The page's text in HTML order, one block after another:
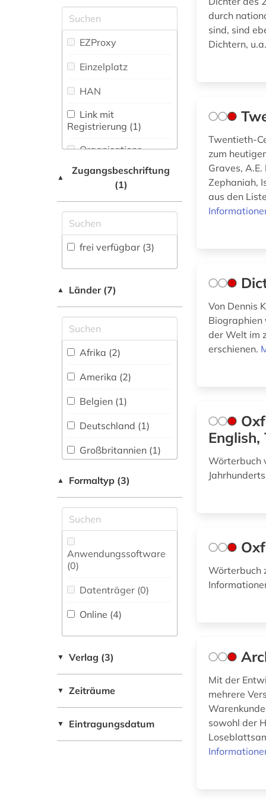
Maschinenbau (0)
Mathematik (0)
Kommunikationswissenschaften,
Kommunikationsdesign (0)
Militärwissenschaft
(0)
Pädagogik (1)
Philosophie (0)
Politologie (2)
Pressemedien (0)
Psychologie (0)
Rechtswissenschaft
Soziologie (1)
Sport (0)
Statistik (0)
Technik (0)
Theologie und
Religionswissenschaften
und Fertigungstechnik (0)
Wirtschaftswissenschaften
wörterbuch (3)
zeitgenossen (1)
Zeitungs-,
(0 EZProxy
Einzelplatz
HAN
Link mit
Registrierung (1)
Organisations-
Shibboleth
Zugriff vor Ort
▲
Zugangsbeschriftung
(1)
frei verfügbar (3)
▲ Länder (7)
Afrika (2)
Amerika (2)
Belgien (1)
Deutschland (1)
Großbritannien (1)
Niederlande (1)
USA (1)
▲ Formaltyp (3)
Anwendungssoftware
(0)
Datenträger (0)
Online (4)
▼ Verlag (3)
▼ Zeiträume
▼ Eintragungsdatum
durch
sind, sind
Dichtern,
Twentieth-
zum
Graves,
Zephaniah,
aus den
Von Dennis
Biographien
der Welt im
erschienen.
English,
Wörterbuch
Wörterbuch
Mit der
mehrere
sowohl der